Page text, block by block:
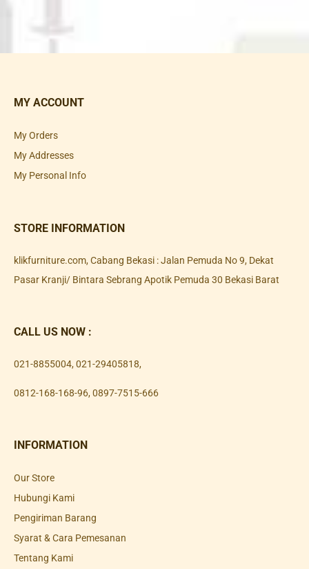
MY ACCOUNT
My Orders
My Addresses
My Personal Info
STORE INFORMATION
klikfurniture.com, Cabang Bekasi : Jalan Pemuda No 9, Dekat
Pasar Kranji/ Bintara Sebrang Apotik Pemuda 30 Bekasi Barat
CALL US NOW :
021-8855004, 021-29405818,
0812-168-168-96, 0897-7515-666
INFORMATION
Our Store
Hubungi Kami
Pengiriman Barang
Syarat & Cara Pemesanan
Tentang Kami